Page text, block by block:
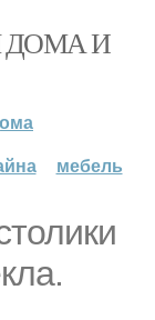
ДОМА И
мебель